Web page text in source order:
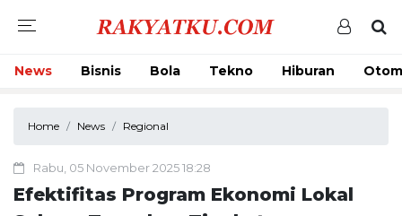
News Bisnis Bola Tekno Hiburan
Home News Regional
Rabu, 05 November 2025 18:28
Efektifitas Program Ekonomi Lokal